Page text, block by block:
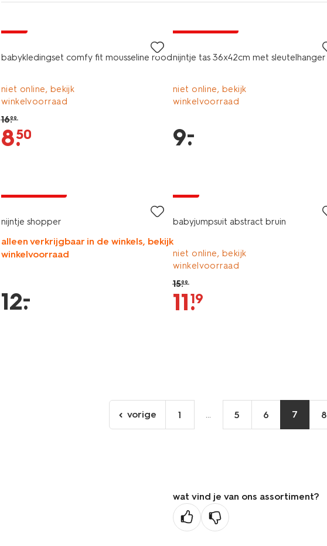
babykledingset comfy fit mousseline rood
niet online, bekijk
winkelvoorraad
16.99
8.
50
nijntje tas 36x42cm met sleutelhanger
niet online, bekijk
winkelvoorraad
9.
–
nijntje shopper
alleen verkrijgbaar in de winkels, bekijk
winkelvoorraad
12.
–
babyjumpsuit abstract bruin
niet online, bekijk
winkelvoorraad
15.99
11.
19
ga
naar
vorige 1 ... 5 6 7 8
wat vind je van ons assortiment?